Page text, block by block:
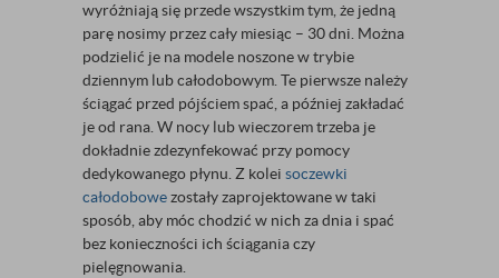
wyróżniają się przede wszystkim tym, że jedną
parę nosimy przez cały miesiąc – 30 dni. Można
podzielić je na modele noszone w trybie
dziennym lub całodobowym. Te pierwsze należy
ściągać przed pójściem spać, a później zakładać
je od rana. W nocy lub wieczorem trzeba je
dokładnie zdezynfekować przy pomocy
dedykowanego płynu. Z kolei soczewki
całodobowezostały zaprojektowane w taki
sposób, aby móc chodzić w nich za dnia i spać
bez konieczności ich ściągania czy
pielęgnowania.